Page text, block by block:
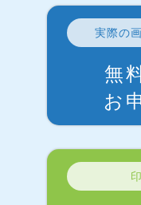
実際の
無
お